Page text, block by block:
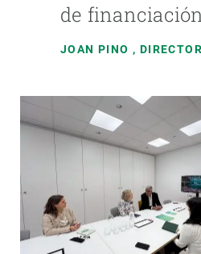
de
JOAN PINO ,